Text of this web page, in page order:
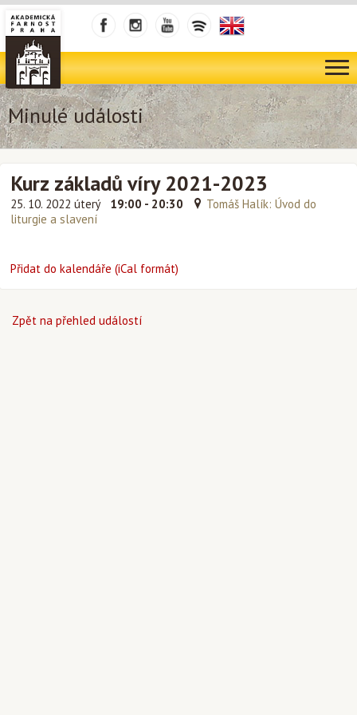
Minulé události
Kurz základů víry 2021-2023
25. 10. 2022 úterý 19:00 - 20:30
Tomáš Halík: Úvod do
liturgie a slavení
Přidat do kalendáře (iCal formát)
Zpět na přehled událostí